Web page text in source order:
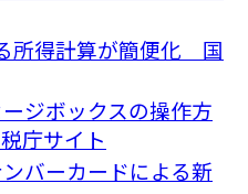
所得計算が簡便化 国
ジボックスの操作方
庁サイト
バーカードによる新